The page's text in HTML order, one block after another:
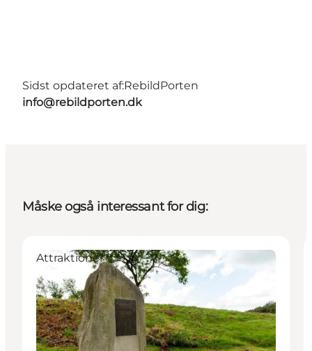
Sidst opdateret af:RebildPorten
info@rebildporten.dk
Måske også interessant for dig:
Attraktioner